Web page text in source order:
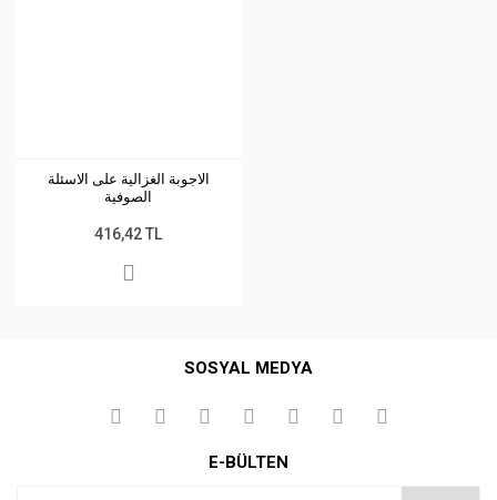
الاجوبة الغزالية على الاسئلة
الصوفية
416,42 TL
SOSYAL MEDYA
E-BÜLTEN